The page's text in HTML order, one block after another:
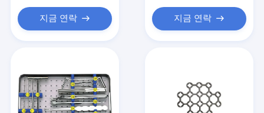
지금 연락 지금 연락